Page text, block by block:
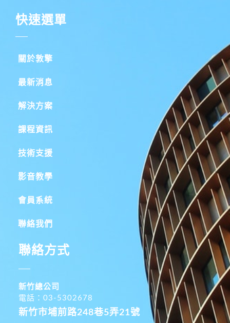
快速選單
關於敦擎
最新消息
解決方案
課程資訊
技術支援
影音教學
會員系統
聯絡我們
聯絡方式
新竹總公司
電話：03-5302678
新竹市埔前路248巷5弄21號